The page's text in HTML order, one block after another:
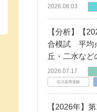
2026.08.03
【分析】【
合模試 平均
丘・二水な
2026.07.17
石川高専受験
【2026年】